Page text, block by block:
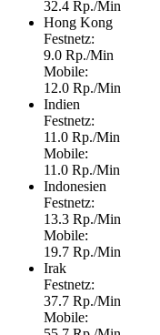
32.4 Rp./Min
Hong Kong
Festnetz:
9.0 Rp./Min
Mobile:
12.0 Rp./Min
Indien
Festnetz:
11.0 Rp./Min
Mobile:
11.0 Rp./Min
Indonesien
Festnetz:
13.3 Rp./Min
Mobile:
19.7 Rp./Min
Irak
Festnetz:
37.7 Rp./Min
Mobile: